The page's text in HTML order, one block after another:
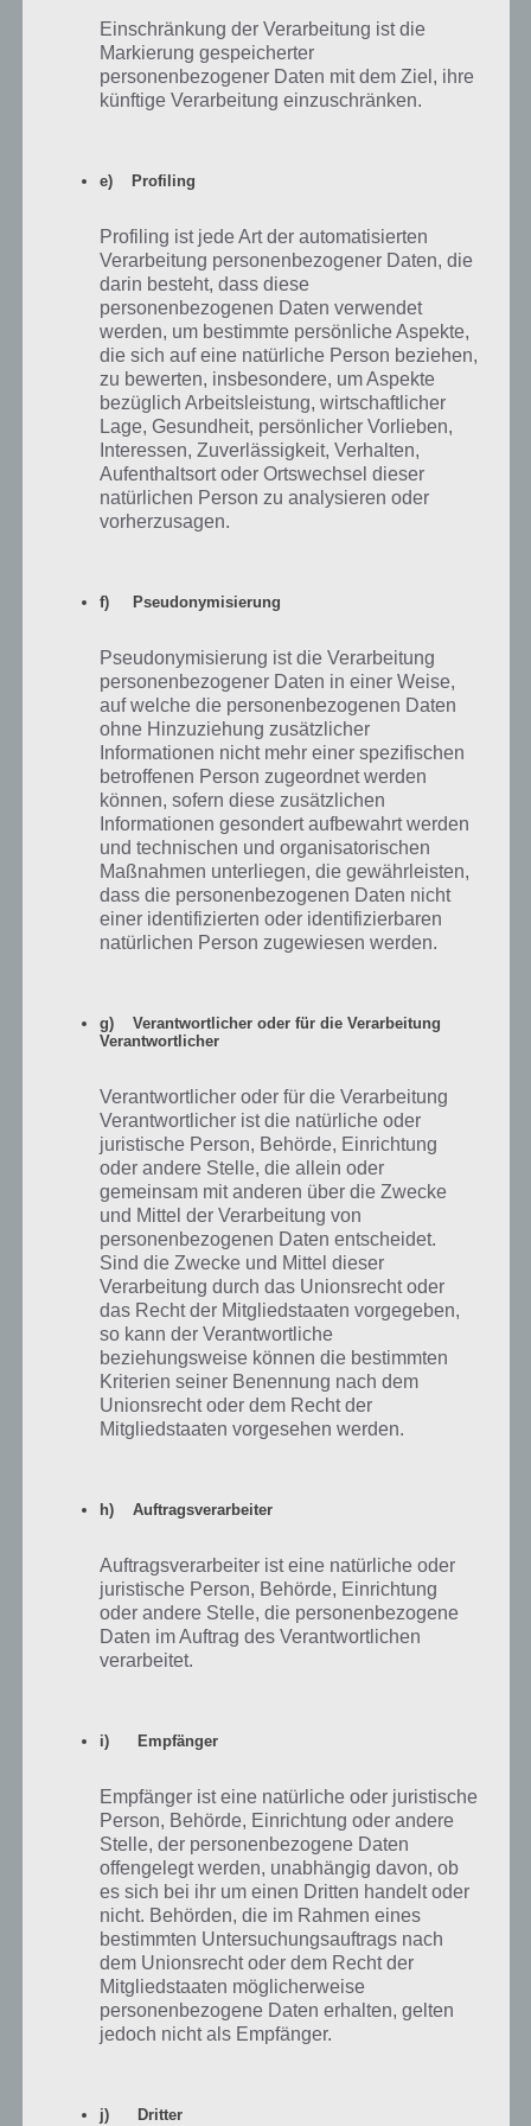
Simpsons Springfield Treehouse of
Horror 2018: Bekannte Probleme und
Bugs
07. Oktober 2018
Figuren für Donuts – Was lohnt sich?
Simpsons Springfield: Lakaien
schneller finden – Treehouse of Horror
XXIX
TIPPS & TRICKS 04. Oktober 2018
Simpsons Springfield: Alle Währungen
bei Treehouse of Horror 2018 (XXIX) –
Relikte, Splitzhacken, Zaubersprüche
und Fangzähne
TIPPS & TRICKS 04. Oktober 2018
Simpsons Springfield: Familienalbum
der Flanders – Upgrades und Tipps –
Treehouse of Horror XXIX
Simpsons Springfield: Relikte bei alte
TIPPS & TRICKS 03. Oktober 2018
Android: Speicher aufrufen und
Dateien durchsuchen
09. August 2018
Simpsons Springfield Moes Arche:
Premium Gebäude und Figuren für
Donuts – Was lohnt sich?
06. August 2018
Simpsons Springfield: Steuerbehörde –
Kosten und Nutzen
NEUSTE 4 BILDER 1 WORT ARTIKEL
2.9.2024 – Tägliches Bonus Rätsel
02. September 2024
4 Bilder 1 Wort Lösung für den
2.9.2024 – Tägliches Rätsel
02. September 2024
4 Bilder 1 Wort Lösung für den
30.9.2024 – Tägliches Bonus Rätsel
02. September 2024
4 Bilder 1 Wort Lösung für den
29.9.2024 – Tägliches Bonus Rätsel
02. September 2024
28.9.2024 – Tägliches Bonus Rätsel
02. September 2024
4 Bilder 1 Wort Lösung für den
27.9.2024 – Tägliches Bonus Rätsel
02. September 2024
4 Bilder 1 Wort Lösung für den
25.9.2024 – Tägliches Bonus Rätsel
02. September 2024
4 Bilder 1 Wort Lösung für den
24.9.2024 – Tägliches Bonus Rätsel
02. September 2024
4 Bilder 1 Wort Lösung für den
23.9.2024 – Tägliches Bonus Rätsel
02. September 2024
22.9.2024 – Tägliches Bonus Rätsel
Einschränkung der Verarbeitung ist die
Markierung gespeicherter
personenbezogener Daten mit dem Ziel, ihre
künftige Verarbeitung einzuschränken.
e) Profiling
Profiling ist jede Art der automatisierten
Verarbeitung personenbezogener Daten, die
darin besteht, dass diese
personenbezogenen Daten verwendet
werden, um bestimmte persönliche Aspekte,
die sich auf eine natürliche Person beziehen,
zu bewerten, insbesondere, um Aspekte
bezüglich Arbeitsleistung, wirtschaftlicher
Lage, Gesundheit, persönlicher Vorlieben,
Interessen, Zuverlässigkeit, Verhalten,
Aufenthaltsort oder Ortswechsel dieser
natürlichen Person zu analysieren oder
vorherzusagen.
f) Pseudonymisierung
Pseudonymisierung ist die Verarbeitung
personenbezogener Daten in einer Weise,
auf welche die personenbezogenen Daten
ohne Hinzuziehung zusätzlicher
Informationen nicht mehr einer spezifischen
betroffenen Person zugeordnet werden
können, sofern diese zusätzlichen
Informationen gesondert aufbewahrt werden
und technischen und organisatorischen
Maßnahmen unterliegen, die gewährleisten,
dass die personenbezogenen Daten nicht
einer identifizierten oder identifizierbaren
natürlichen Person zugewiesen werden.
g) Verantwortlicher oder für die Verarbeitung
Verantwortlicher
Verantwortlicher oder für die Verarbeitung
Verantwortlicher ist die natürliche oder
juristische Person, Behörde, Einrichtung
oder andere Stelle, die allein oder
gemeinsam mit anderen über die Zwecke
und Mittel der Verarbeitung von
personenbezogenen Daten entscheidet.
Sind die Zwecke und Mittel dieser
Verarbeitung durch das Unionsrecht oder
das Recht der Mitgliedstaaten vorgegeben,
so kann der Verantwortliche
beziehungsweise können die bestimmten
Kriterien seiner Benennung nach dem
Unionsrecht oder dem Recht der
Mitgliedstaaten vorgesehen werden.
h) Auftragsverarbeiter
Auftragsverarbeiter ist eine natürliche oder
juristische Person, Behörde, Einrichtung
oder andere Stelle, die personenbezogene
Daten im Auftrag des Verantwortlichen
verarbeitet.
i) Empfänger
Empfänger ist eine natürliche oder juristische
Person, Behörde, Einrichtung oder andere
Stelle, der personenbezogene Daten
offengelegt werden, unabhängig davon, ob
es sich bei ihr um einen Dritten handelt oder
nicht. Behörden, die im Rahmen eines
bestimmten Untersuchungsauftrags nach
dem Unionsrecht oder dem Recht der
Mitgliedstaaten möglicherweise
personenbezogene Daten erhalten, gelten
jedoch nicht als Empfänger.
j) Dritter